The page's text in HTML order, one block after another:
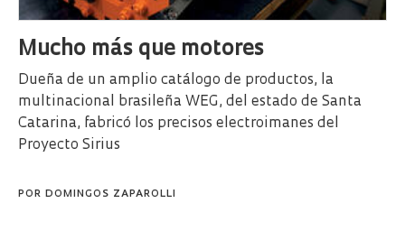
Mucho más que motores
Dueña de un amplio catálogo de productos, la
multinacional brasileña WEG, del estado de Santa
Catarina, fabricó los precisos electroimanes del
Proyecto Sirius
POR DOMINGOS ZAPAROLLI